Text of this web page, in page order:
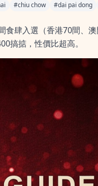
#chiu chow #dai pai dong
食肆入選（香港70間、
搞掂，性價比超高。